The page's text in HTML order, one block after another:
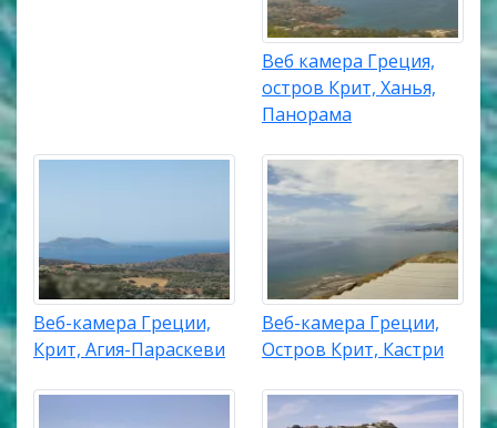
Веб камера Греция,
остров Крит, Ханья,
Панорама
Веб-камера Греции,
Крит, Агия-Параскеви
Веб-камера Греции,
Остров Крит, Кастри